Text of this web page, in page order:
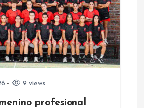
9 views
profesional